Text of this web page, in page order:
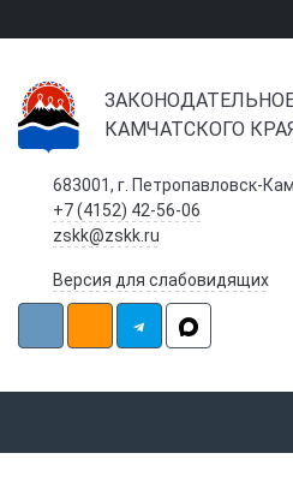
КАМЧАТСКОГО
683001, г. Петропавловск-
+7 (4152) 42-56-06
zskk@zskk.ru
Версия для слабовидящих